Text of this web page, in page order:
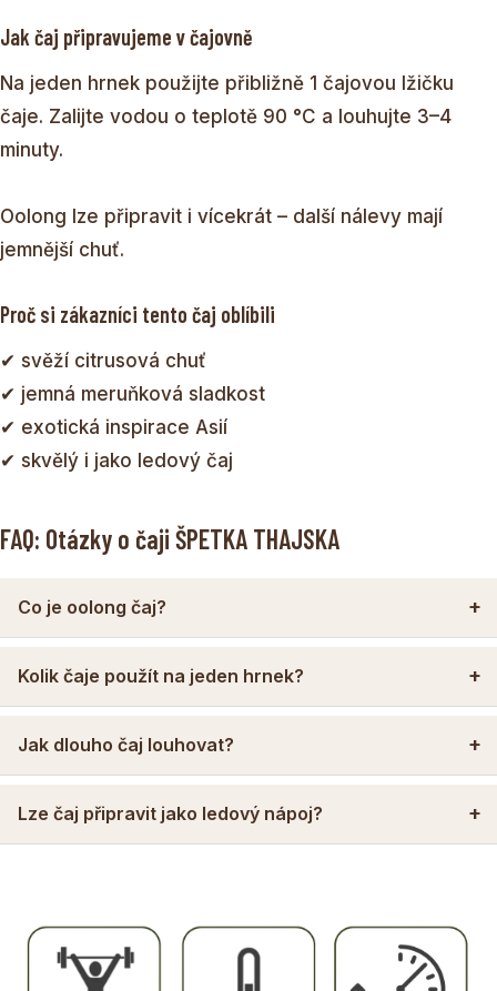
Jak čaj připravujeme v čajovně
Na jeden hrnek použijte přibližně 1 čajovou lžičku
čaje. Zalijte vodou o teplotě 90 °C a louhujte 3–4
minuty.
Oolong lze připravit i vícekrát – další nálevy mají
jemnější chuť.
Proč si zákazníci tento čaj oblíbili
✔ svěží citrusová chuť
✔ jemná meruňková sladkost
✔ exotická inspirace Asií
✔ skvělý i jako ledový čaj
FAQ: Otázky o čaji ŠPETKA THAJSKA
Co je oolong čaj?
Kolik čaje použít na jeden hrnek?
Jak dlouho čaj louhovat?
Lze čaj připravit jako ledový nápoj?